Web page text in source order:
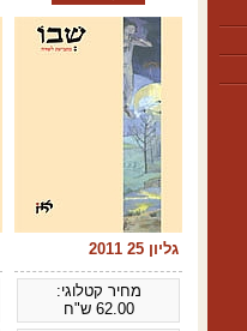
גליון 25 2011
מחיר קטלוגי:
62.00 ש"ח